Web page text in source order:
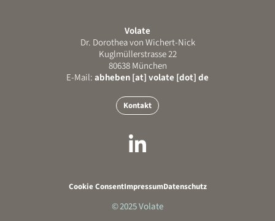
Volate
Dr. Dorothea von Wichert-Nick
Kuglmüllerstrasse 22
80638 München
E-Mail:abheben [at] volate [dot] de
Kontakt
Cookie ConsentImpressumDatenschutz
© 2025 Volate